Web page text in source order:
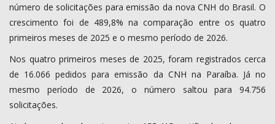
número de solicitações para emissão da nova CNH do Brasil. O
crescimento foi de 489,8% na comparação entre os quatro
primeiros meses de 2025 e o mesmo período de 2026.
Nos quatro primeiros meses de 2025, foram registrados cerca
de 16.066 pedidos para emissão da CNH na Paraíba. Já no
mesmo período de 2026, o número saltou para 94.756
solicitações.